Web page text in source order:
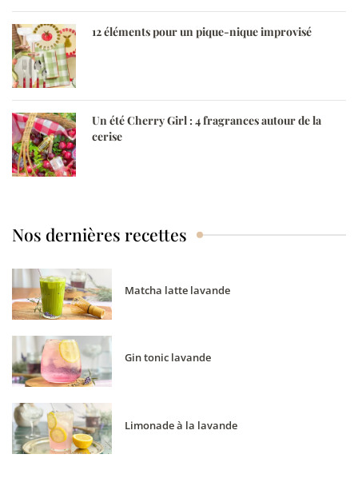
12 éléments pour un pique-nique improvisé
Un été Cherry Girl : 4 fragrances autour de la
cerise
Nos dernières recettes
Matcha latte lavande
Gin tonic lavande
Limonade à la lavande